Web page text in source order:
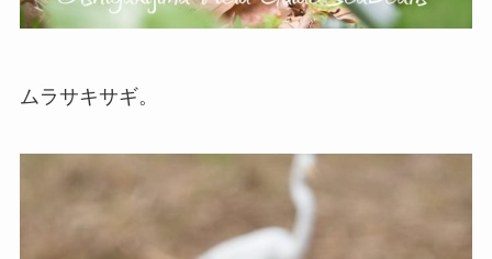
ムラサキサギ。